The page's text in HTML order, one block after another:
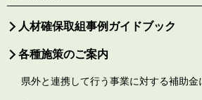
人材確保取組事例ガイドブック
各種施策のご案内
県外と連携して行う事業に対する補助金